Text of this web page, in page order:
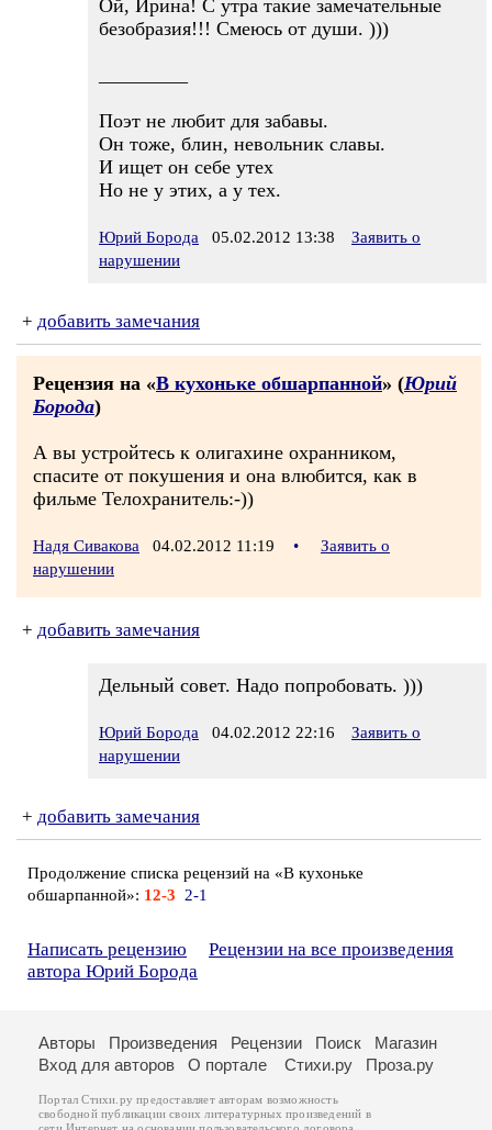
Ой, Ирина! С утра такие замечательные
безобразия!!! Смеюсь от души. )))
Поэт не любит для забавы.
Он тоже, блин, невольник славы.
И ищет он себе утех
Но не у этих, а у тех.
Юрий Борода 05.02.2012 13:38
Заявить о
нарушении
+ добавить замечания
Рецензия на «В кухоньке обшарпанной» (Юрий
Борода)
А вы устройтесь к олигахине охранником,
спасите от покушения и она влюбится, как в
фильме Телохранитель:-))
Надя Сивакова 04.02.2012 11:19 •
Заявить о
нарушении
+ добавить замечания
Дельный совет. Надо попробовать. )))
Юрий Борода 04.02.2012 22:16
Заявить о
нарушении
+ добавить замечания
Продолжение списка рецензий на «В кухоньке
обшарпанной»: 12-3 2-1
Написать рецензию
Рецензии на все произведения
автора Юрий Борода
Авторы Произведения Рецензии Поиск
Магазин
Вход для авторов
О портале Стихи.ру Проза.ру
Портал Стихи.ру предоставляет авторам возможность
свободной публикации своих литературных произведений в